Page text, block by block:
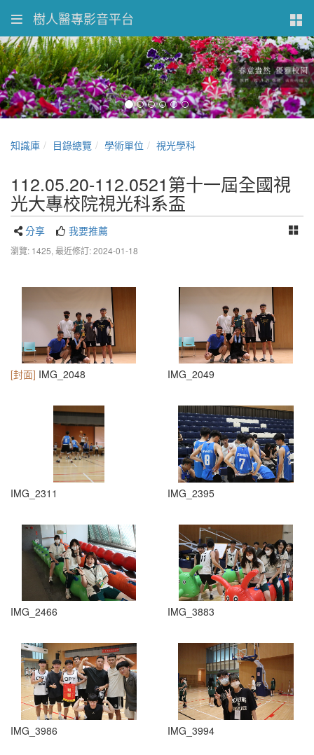
樹人醫專影音平台
知識庫 目錄總覽 學術單位 視光學科
112.05.20-112.0521第十一屆全國視
光大專校院視光科系盃
分享 我要推薦
瀏覽: 1425, 最近修訂: 2024-01-18
[封面] IMG_2048 IMG_2049
IMG_2311 IMG_2395
IMG_2466 IMG_3883
IMG_3986 IMG_3994